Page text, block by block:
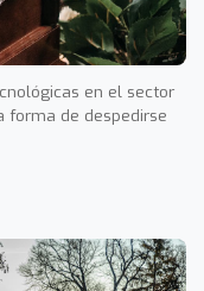
en el sector
forma de despedirse